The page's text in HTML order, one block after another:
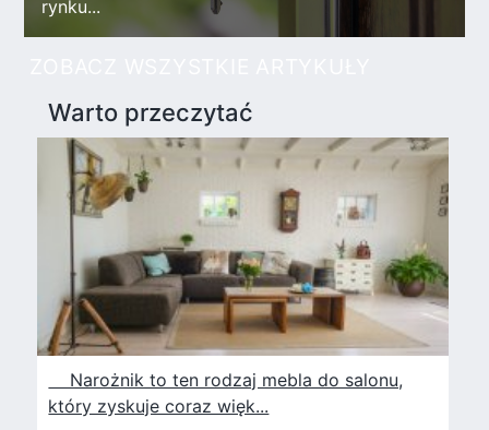
rynku...
Warto przeczytać
Narożnik to ten rodzaj mebla do salonu,
który zyskuje coraz więk...